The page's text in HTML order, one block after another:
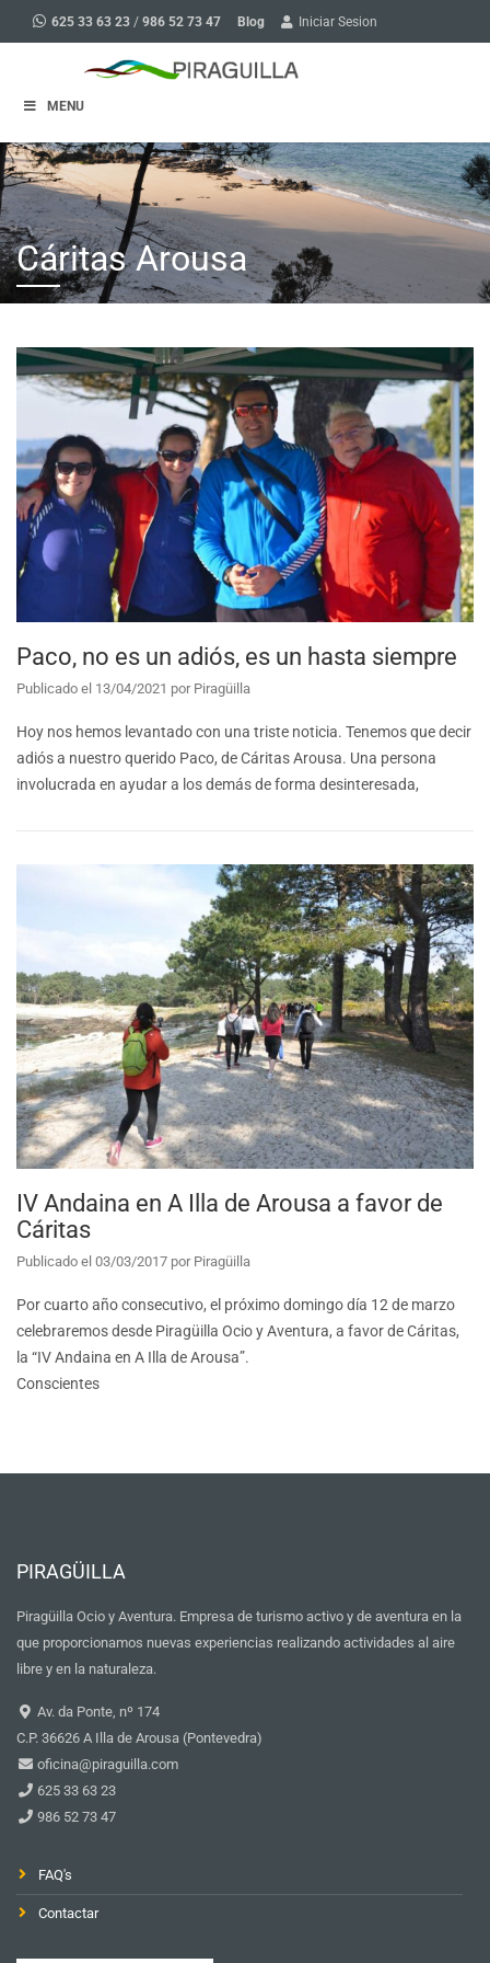
625 33 63 23 / 986 52 73 47 Blog Iniciar Sesion
MENU
Cáritas Arousa
Paco, no es un adiós, es un hasta siempre
Publicado el 13/04/2021 por Piragüilla
Hoy nos hemos levantado con una triste noticia. Tenemos que decir
adiós a nuestro querido Paco, de Cáritas Arousa. Una persona
involucrada en ayudar a los demás de forma desinteresada,
IV Andaina en A Illa de Arousa a favor de
Cáritas
Publicado el 03/03/2017 por Piragüilla
Por cuarto año consecutivo, el próximo domingo día 12 de marzo
celebraremos desde Piragüilla Ocio y Aventura, a favor de Cáritas,
la “IV Andaina en A Illa de Arousa”.
Conscientes
PIRAGÜILLA
Piragüilla Ocio y Aventura. Empresa de turismo activo y de aventura en la
que proporcionamos nuevas experiencias realizando actividades al aire
libre y en la naturaleza.
Av. da Ponte, nº 174
C.P. 36626 A Illa de Arousa (Pontevedra)
oficina@piraguilla.com
625 33 63 23
986 52 73 47
FAQ's
Contactar